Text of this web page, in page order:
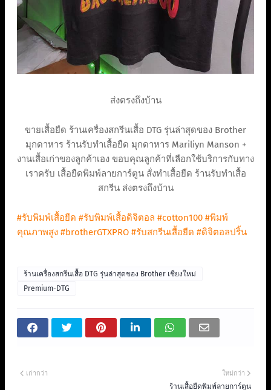
ส่งตรงถึงบ้าน
ขายเสื้อยืด ร้านเครื่องสกรีนเสื้อ DTG รุ่นล่าสุดของ Brother
มุกดาหาร ร้านรับทำเสื้อยืด มุกดาหาร Mariliyn Manson +
งานเสื้อเก่าของลูกค้าเอง ขอบคุณลูกค้าที่เลือกใช้บริการกับทาง
เราครับ เสื้อยืดพิมพ์ลายการ์ตูน สั่งทำเสื้อยืด ร้านรับทําเสื้อ
สกรีน ส่งตรงถึงบ้าน
#รับพิมพ์เสื้อยืด #รับพิมพ์เสื้อดิจิตอล #cotton100 #พิมพ์
คุณภาพสูง #brotherGTXPRO #รับสกรีนเสื้อยืด #ดิจิตอลปริ้น
ร้านเครื่องสกรีนเสื้อ DTG รุ่นล่าสุดของ Brother เชียงใหม่
Premium-DTG
ใหม่กว่า
ร้านเสื้อยืดพิมพ์ลายการ์ตูน
เก่ากว่า